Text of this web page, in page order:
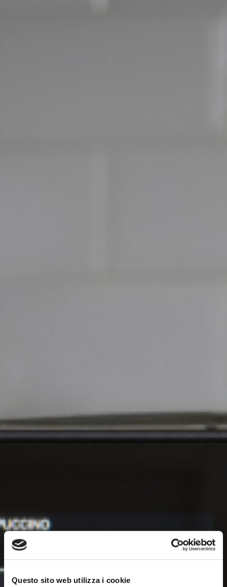
Questo sito web utilizza i cookie